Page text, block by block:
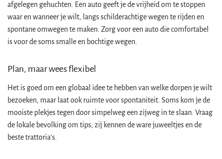
afgelegen gehuchten. Een auto geeft je de vrijheid om te stoppen
waar en wanneer je wilt, langs schilderachtige wegen te rijden en
spontane omwegen te maken. Zorg voor een auto die comfortabel
is voor de soms smalle en bochtige wegen.
Plan, maar wees flexibel
Het is goed om een globaal idee te hebben van welke dorpen je wilt
bezoeken, maar laat ook ruimte voor spontaniteit. Soms kom je de
mooiste plekjes tegen door simpelweg een zijweg in te slaan. Vraag
de lokale bevolking om tips; zij kennen de ware juweeltjes en de
beste trattoria's.